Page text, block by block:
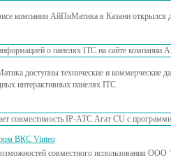
компании АйПиМатика в Казани открылся
доступны технические и коммерческие
интерактивных панелях ITC
ВКС Vinteo
совместного использования